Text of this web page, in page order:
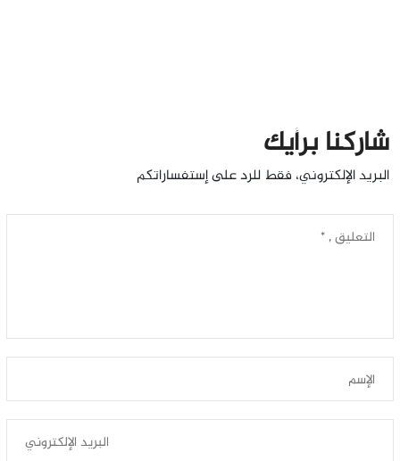
شاركنا برأيك
البريد الإلكتروني، فقط للرد على إستفساراتكم